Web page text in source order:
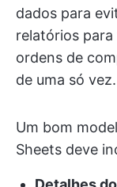
dados para
relatórios
ordens de
de uma só vez.
Um bom
Sheets deve